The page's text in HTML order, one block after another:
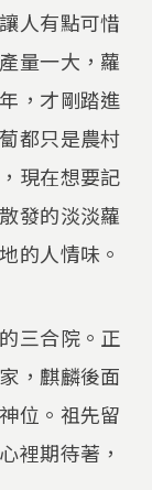
人有點可惜
量一大，蘿
，才剛踏進
都只是農村
現在想要記
發的淡淡蘿
的人情味。
三合院。正
，麒麟後面
位。祖先留
裡期待著，